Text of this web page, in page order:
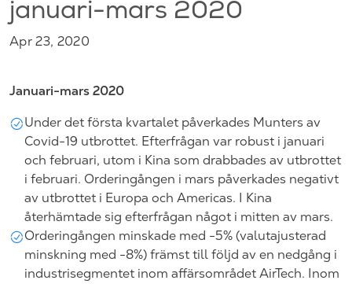
januari-mars 2020
Apr 23, 2020
Januari-mars 2020
Under det första kvartalet påverkades Munters av
Covid-19 utbrottet. Efterfrågan var robust i januari
och februari, utom i Kina som drabbades av utbrottet
i februari. Orderingången i mars påverkades negativt
av utbrottet i Europa och Americas. I Kina
återhämtade sig efterfrågan något i mitten av mars.
Orderingången minskade med -5% (valutajusterad
minskning med -8%) främst till följd av en nedgång i
industrisegmentet inom affärsområdet AirTech. Inom